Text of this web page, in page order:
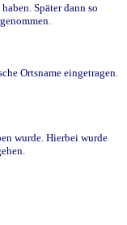
Später dann so
Ortsname eingetragen.
wurde. Hierbei wurde